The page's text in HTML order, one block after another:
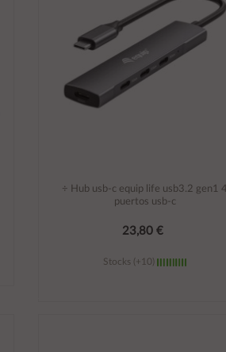
÷ Hub usb-c equip life usb3.2 gen1 4
puertos usb-c
23,80 €
Stocks (+10)